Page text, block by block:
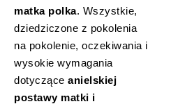
matka polka. Wszystkie,
dziedziczone z pokolenia
na pokolenie, oczekiwania i
wysokie wymagania
dotyczące anielskiej
postawy matki i